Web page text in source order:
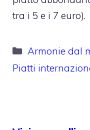
tra i 5 e i 7 euro).
Categorie
Armonie dal
Piatti